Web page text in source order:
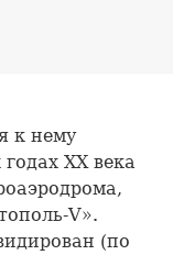
к нему
ХХ века
V».
(по